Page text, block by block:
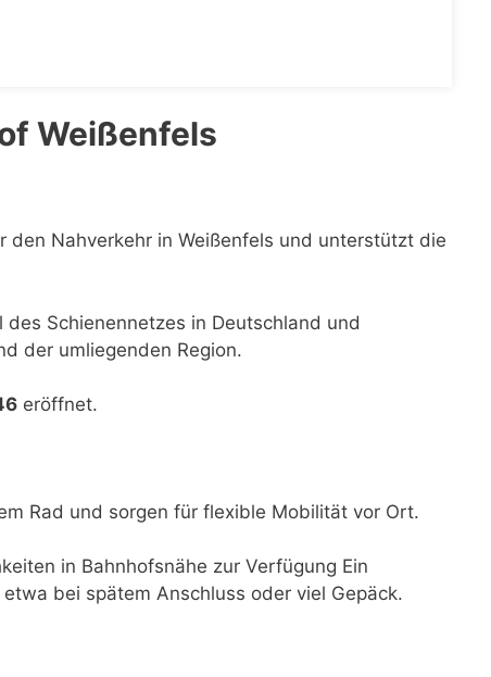
Weißenfels
den Nahverkehr in Weißenfels und unterstützt die
des Schienennetzes in Deutschland und
der umliegenden Region.
eröffnet.
Rad und sorgen für flexible Mobilität vor Ort.
in Bahnhofsnähe zur Verfügung Ein
bei spätem Anschluss oder viel Gepäck.